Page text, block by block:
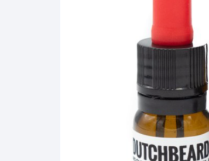
·Baardtrimmer·
·BaardBorstel / Kammen·